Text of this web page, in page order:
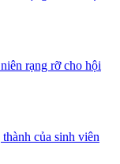
rạng rỡ cho hội
của sinh viên